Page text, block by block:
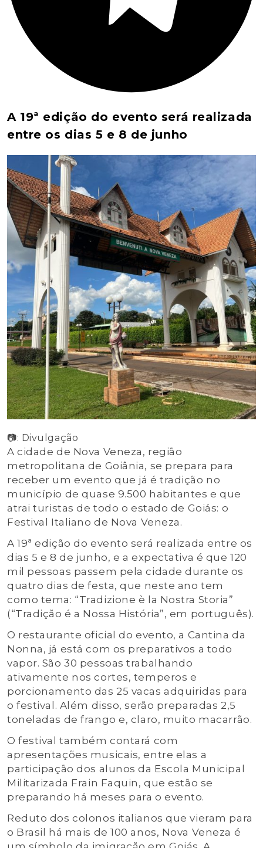
A 19ª edição do evento será realizada
entre os dias 5 e 8 de junho
📷: Divulgação
A cidade de Nova Veneza, região
metropolitana de Goiânia, se prepara para
receber um evento que já é tradição no
município de quase 9.500 habitantes e que
atrai turistas de todo o estado de Goiás: o
Festival Italiano de Nova Veneza.
A 19ª edição do evento será realizada entre os
dias 5 e 8 de junho, e a expectativa é que 120
mil pessoas passem pela cidade durante os
quatro dias de festa, que neste ano tem
como tema: “Tradizione è la Nostra Storia”
(“Tradição é a Nossa História”, em português).
O restaurante oficial do evento, a Cantina da
Nonna, já está com os preparativos a todo
vapor. São 30 pessoas trabalhando
ativamente nos cortes, temperos e
porcionamento das 25 vacas adquiridas para
o festival. Além disso, serão preparadas 2,5
toneladas de frango e, claro, muito macarrão.
O festival também contará com
apresentações musicais, entre elas a
participação dos alunos da Escola Municipal
Militarizada Frain Faquin, que estão se
preparando há meses para o evento.
Reduto dos colonos italianos que vieram para
o Brasil há mais de 100 anos, Nova Veneza é